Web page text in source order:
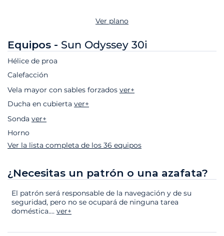
Ver plano
Equipos - Sun Odyssey 30i
Hélice de proa
Calefacción
Vela mayor con sables forzados ver+
Ducha en cubierta ver+
Sonda ver+
Horno
Ver la lista completa de los 36 equipos
¿Necesitas un patrón o una azafata?
El patrón será responsable de la navegación y de su
seguridad, pero no se ocupará de ninguna tarea
doméstica.... ver+